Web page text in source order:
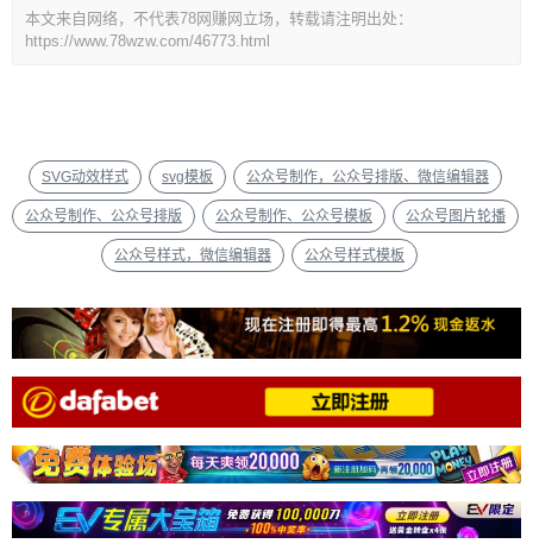
本文来自网络，不代表78网赚网立场，转载请注明出处：
https://www.78wzw.com/46773.html
SVG动效样式 svg模板 公众号制作，公众号排版、微信编辑器
公众号制作、公众号排版 公众号制作、公众号模板 公众号图片轮播
公众号样式，微信编辑器 公众号样式模板